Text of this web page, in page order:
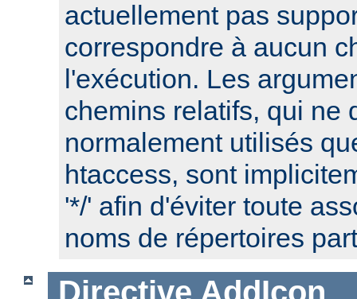
actuellement pas
correspondre à aucun
l'exécution. Les
chemins relatifs, qui ne
normalement utilisés
htaccess, sont
'*/' afin d'éviter toute
noms de répertoires